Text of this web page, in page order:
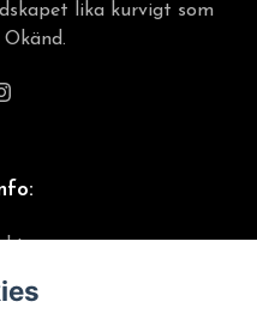
lika kurvigt som